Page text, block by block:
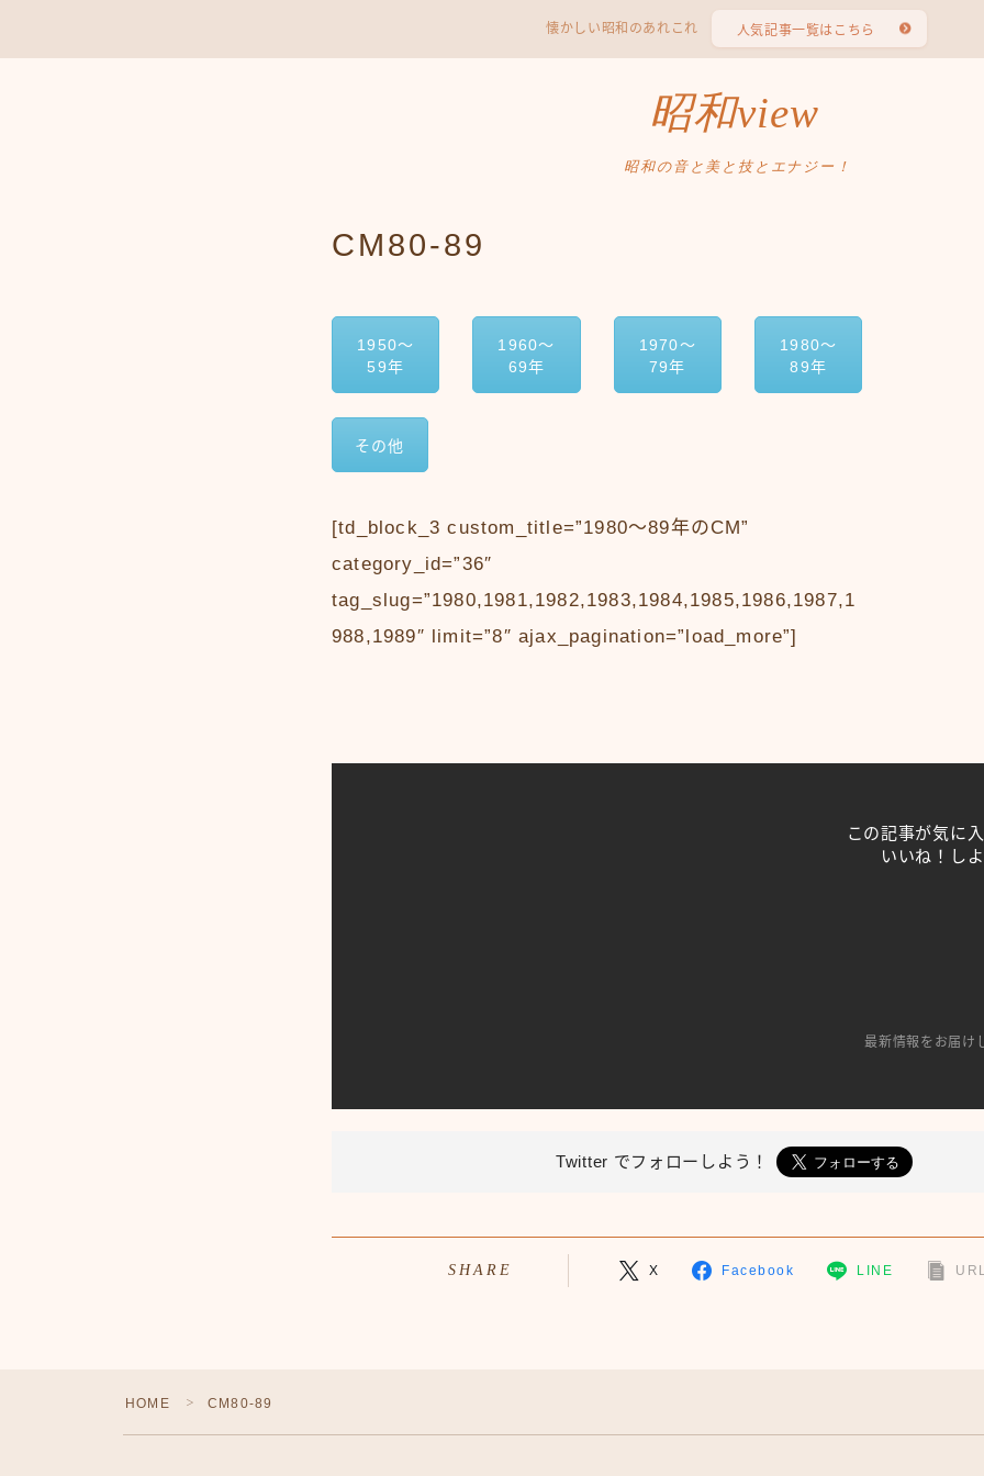
懐かしい昭和のあれこれ 人気記事一覧はこちら
昭和view
昭和の音と美と技とエナジー！
CM80-89
1950〜
59年
1960〜
69年
1970〜
79年
1980〜
89年
その他
[td_block_3 custom_title=”1980〜89年のCM”
category_id=”36″
tag_slug=”1980,1981,1982,1983,1984,1985,1986,1987,1
988,1989″ limit=”8″ ajax_pagination=”load_more”]
この記事が気に
いいね！しよ
最新情報をお届け
Twitter でフォローしよう！
SHARE X Facebook LINE
HOME ＞ CM80-89